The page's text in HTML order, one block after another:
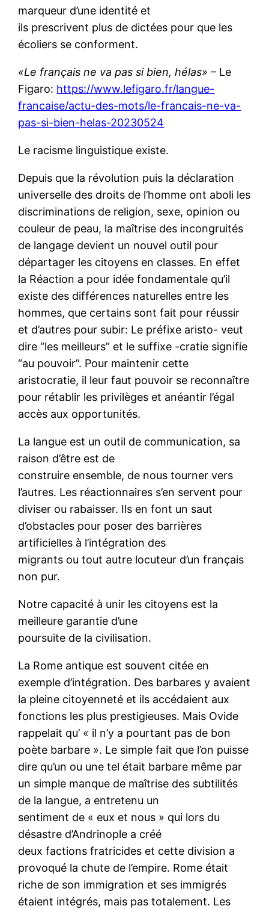
marqueur d’une identité et
ils prescrivent plus de dictées pour que les
écoliers se conforment.
«Le français ne va pas si bien, hélas» – Le
Figaro: https://www.lefigaro.fr/langue-
francaise/actu-des-mots/le-francais-ne-va-
pas-si-bien-helas-20230524
Le racisme linguistique existe.
Depuis que la révolution puis la déclaration
universelle des droits de l’homme ont aboli les
discriminations de religion, sexe, opinion ou
couleur de peau, la maîtrise des incongruités
de langage devient un nouvel outil pour
départager les citoyens en classes. En effet
la Réaction a pour idée fondamentale qu’il
existe des différences naturelles entre les
hommes, que certains sont fait pour réussir
et d’autres pour subir: Le préfixe aristo- veut
dire “les meilleurs” et le suffixe -cratie signifie
“au pouvoir”. Pour maintenir cette
aristocratie, il leur faut pouvoir se reconnaître
pour rétablir les privilèges et anéantir l’égal
accès aux opportunités.
La langue est un outil de communication, sa
raison d’être est de
construire ensemble, de nous tourner vers
l’autres. Les réactionnaires s’en servent pour
diviser ou rabaisser. Ils en font un saut
d’obstacles pour poser des barrières
artificielles à l’intégration des
migrants ou tout autre locuteur d’un français
non pur.
Notre capacité à unir les citoyens est la
meilleure garantie d’une
poursuite de la civilisation.
La Rome antique est souvent citée en
exemple d’intégration. Des barbares y avaient
la pleine citoyenneté et ils accédaient aux
fonctions les plus prestigieuses. Mais Ovide
rappelait qu’ « il n’y a pourtant pas de bon
poète barbare ». Le simple fait que l’on puisse
dire qu’un ou une tel était barbare même par
un simple manque de maîtrise des subtilités
de la langue, a entretenu un
sentiment de « eux et nous » qui lors du
désastre d’Andrinople a créé
deux factions fratricides et cette division a
provoqué la chute de l’empire. Rome était
riche de son immigration et ses immigrés
étaient intégrés, mais pas totalement. Les